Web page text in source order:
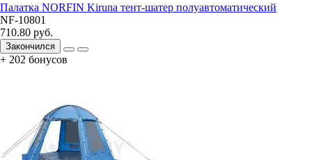
Палатка NORFIN Kiruna тент-шатер полуавтоматический
NF-10801
710.80 руб.
Закончился
+ 202 бонусов